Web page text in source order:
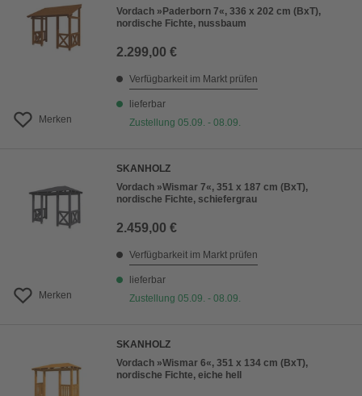
Merken
Vordach »Paderborn 7«, 336 x 202 cm (BxT),
nordische Fichte, nussbaum
2.299,00 €
Verfügbarkeit im Markt prüfen
lieferbar
Zustellung 05.09. - 08.09.
Merken
SKANHOLZ
Vordach »Wismar 7«, 351 x 187 cm (BxT),
nordische Fichte, schiefergrau
2.459,00 €
Verfügbarkeit im Markt prüfen
lieferbar
Zustellung 05.09. - 08.09.
SKANHOLZ
Vordach »Wismar 6«, 351 x 134 cm (BxT),
nordische Fichte, eiche hell